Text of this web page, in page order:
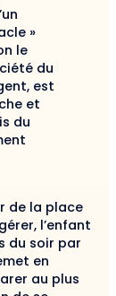
»
le
du
est
et
du
de la place
l’enfant
du soir par
en
au plus